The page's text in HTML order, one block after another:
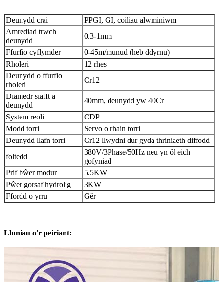
Deunydd crai
PPGI, GI, coiliau alwminiwm
Amrediad trwch
deunydd
0.3-1mm
Ffurfio cyflymder
0-45m/munud (heb ddyrnu)
Rholeri
12 rhes
Deunydd o ffurfio
rholeri
Cr12
Diamedr siafft a
deunydd
40mm, deunydd yw 40Cr
System reoli
CDP
Modd torri
Servo olrhain torri
Deunydd llafn torri
Cr12 llwydni dur gyda thriniaeth diffodd
foltedd
380V/3Phase/50Hz neu yn ôl eich
gofyniad
Prif bŵer modur
5.5KW
Pŵer gorsaf hydrolig
3KW
Ffordd o yrru
Gêr
Lluniau o'r peiriant: